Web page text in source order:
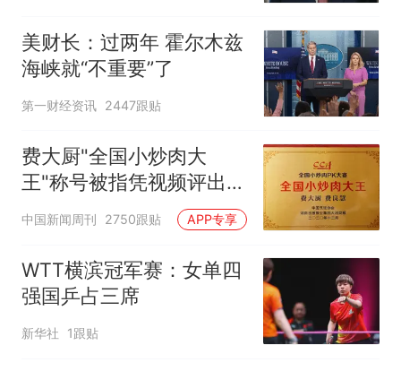
美财长：过两年 霍尔木兹
海峡就“不重要”了
第一财经资讯 2447跟贴
费大厨"全国小炒肉大
王"称号被指凭视频评出
官方回应
中国新闻周刊 2750跟贴 APP专享
WTT横滨冠军赛：女单四
强国乒占三席
新华社 1跟贴